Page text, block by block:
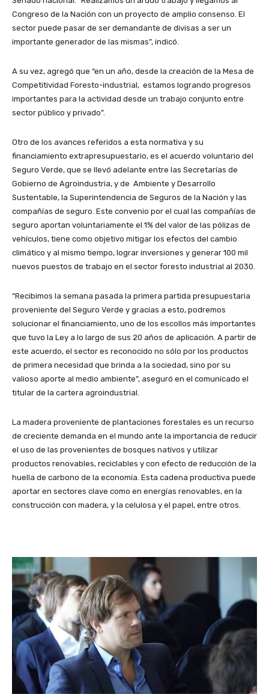
Congreso de la Nación con un proyecto de amplio consenso. El
sector puede pasar de ser demandante de divisas a ser un
importante generador de las mismas”, indicó.
A su vez, agregó que “en un año, desde la creación de la Mesa de
Competitividad Foresto-industrial, estamos logrando progresos
importantes para la actividad desde un trabajo conjunto entre
sector público y privado”.
Otro de los avances referidos a esta normativa y su
financiamiento extrapresupuestario, es el acuerdo voluntario del
Seguro Verde, que se llevó adelante entre las Secretarías de
Gobierno de Agroindustria, y de Ambiente y Desarrollo
Sustentable, la Superintendencia de Seguros de la Nación y las
compañías de seguro. Este convenio por el cual las compañías de
seguro aportan voluntariamente el 1% del valor de las pólizas de
vehículos, tiene como objetivo mitigar los efectos del cambio
climático y al mismo tiempo, lograr inversiones y generar 100 mil
nuevos puestos de trabajo en el sector foresto industrial al 2030.
“Recibimos la semana pasada la primera partida presupuestaria
proveniente del Seguro Verde y gracias a esto, podremos
solucionar el financiamiento, uno de los escollos más importantes
que tuvo la Ley a lo largo de sus 20 años de aplicación. A partir de
este acuerdo, el sector es reconocido no sólo por los productos
de primera necesidad que brinda a la sociedad, sino por su
valioso aporte al medio ambiente”, aseguró en el comunicado el
titular de la cartera agroindustrial.
La madera proveniente de plantaciones forestales es un recurso
de creciente demanda en el mundo ante la importancia de reducir
el uso de las provenientes de bosques nativos y utilizar
productos renovables, reciclables y con efecto de reducción de la
huella de carbono de la economía. Esta cadena productiva puede
aportar en sectores clave como en energías renovables, en la
construcción con madera, y la celulosa y el papel, entre otros.